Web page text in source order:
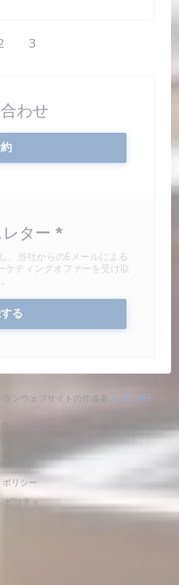
3
わせ
ター *
、当社からのEメールによる
ティングオファーを受け取
る
ンウェブサイトの作成者 ZENCHEF((新し
約
((新しいウィンドウで開きます))
護方針
((新しいウィンドウで開きます))
ポリシー((新しいウィンドウで開きます))
ビリティ((新しいウィンドウで開きます))